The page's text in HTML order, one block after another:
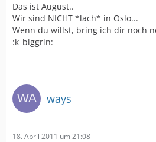
Das ist August..
Wir sind NICHT *lach* in Oslo...
Wenn du willst, bring ich dir noch
:k_biggrin:
ways
18. April 2011 um 21:08